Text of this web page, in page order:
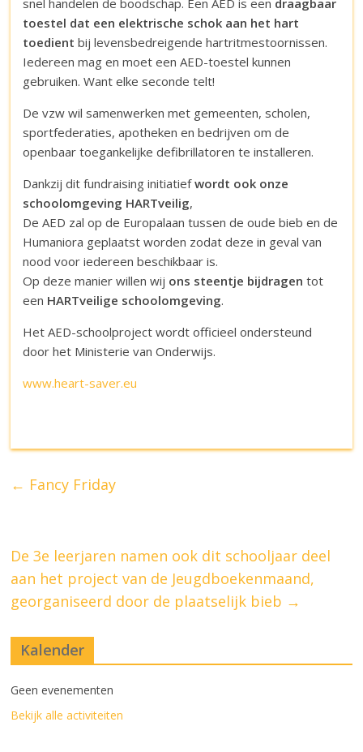
snel handelen de boodschap. Een AED is een draagbaar
toestel dat een elektrische schok aan het hart
toedient bij levensbedreigende hartritmestoornissen.
Iedereen mag en moet een AED-toestel kunnen
gebruiken. Want elke seconde telt!
De vzw wil samenwerken met gemeenten, scholen,
sportfederaties, apotheken en bedrijven om de
openbaar toegankelijke defibrillatoren te installeren.
Dankzij dit fundraising initiatiefwordt ook onze
schoolomgeving HARTveilig,
De AED zal op de Europalaan tussen de oude bieb en de
Humaniora geplaatst worden zodat deze in geval van
nood voor iedereen beschikbaar is.
Op deze manier willen wij ons steentje bijdragen tot
een HARTveilige schoolomgeving.
Het AED-schoolproject wordt officieel ondersteund
door het Ministerie van Onderwijs.
www.heart-saver.eu
← Fancy Friday
De 3e leerjaren namen ook dit schooljaar deel
aan het project van de Jeugdboekenmaand,
georganiseerd door de plaatselijk bieb →
Kalender
Geen evenementen
Bekijk alle activiteiten